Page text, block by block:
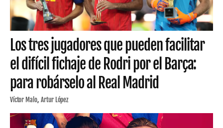
Los tres jugadores que pueden facilitar
el difícil fichaje de Rodri por el Barça:
para robárselo al Real Madrid
Víctor Malo Artur López